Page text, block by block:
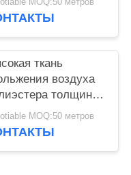
MOQ:50 метров
ткань
воздуха
толщины
6мм
MOQ:50 метров